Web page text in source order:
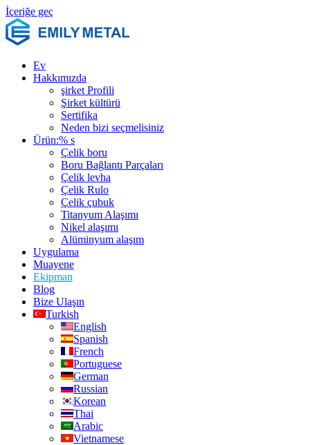
İçeriğe geç
Ev
Hakkımızda
şirket Profili
Şirket kültürü
Sertifika
Neden bizi seçmelisiniz
Ürün:% s
Çelik boru
Boru Bağlantı Parçaları
Çelik levha
Çelik Rulo
Çelik çubuk
Titanyum Alaşımı
Nikel alaşımı
Alüminyum alaşım
Uygulama
Muayene
Ekipman
Blog
Bize Ulaşın
Turkish
English
Spanish
French
Portuguese
German
Russian
Korean
Thai
Arabic
Vietnamese